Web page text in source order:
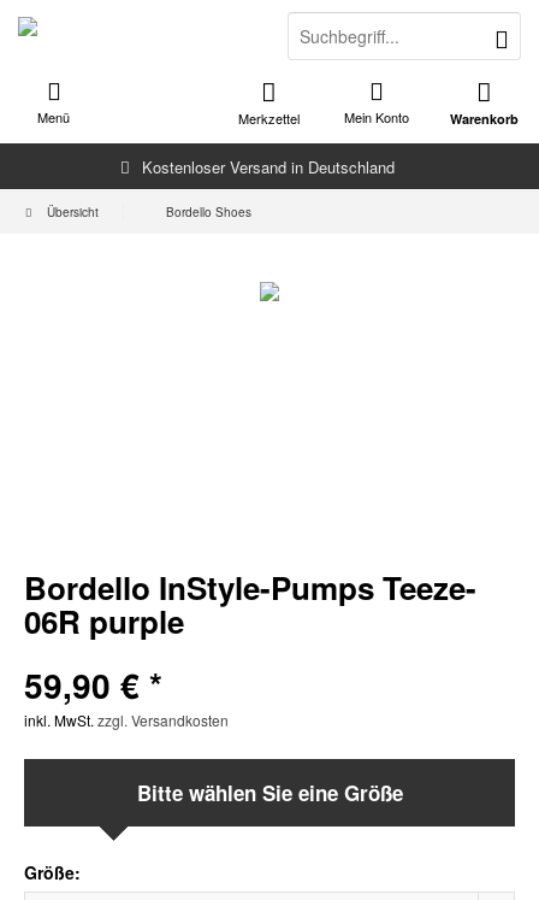
Kostenloser Versand in Deutschland
Warenkorb
Merkzettel Mein Konto
Menü
Übersicht Bordello Shoes
Bordello InStyle-Pumps Teeze-
06R purple
59,90 € *
inkl. MwSt. zzgl. Versandkosten
Bitte wählen Sie eine Größe
Größe: